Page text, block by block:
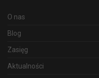
O nas
Blog
Zasięg
Aktualności